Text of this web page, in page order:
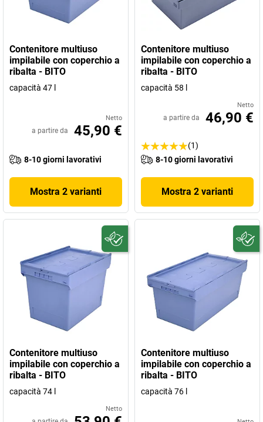
Contenitore multiuso
impilabile con coperchio a
ribalta - BITO
capacità 47 l
Netto
a partire da 45,90 €
8-10 giorni lavorativi
Mostra 2 varianti
Contenitore multiuso
impilabile con coperchio a
ribalta - BITO
capacità 58 l
Netto
a partire da 46,90 €
(1)
8-10 giorni lavorativi
Mostra 2 varianti
Contenitore multiuso
impilabile con coperchio a
ribalta - BITO
capacità 74 l
Netto
Contenitore multiuso
impilabile con coperchio a
ribalta - BITO
capacità 76 l